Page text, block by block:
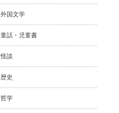
外国文学
童話・児童書
怪談
歴史
哲学